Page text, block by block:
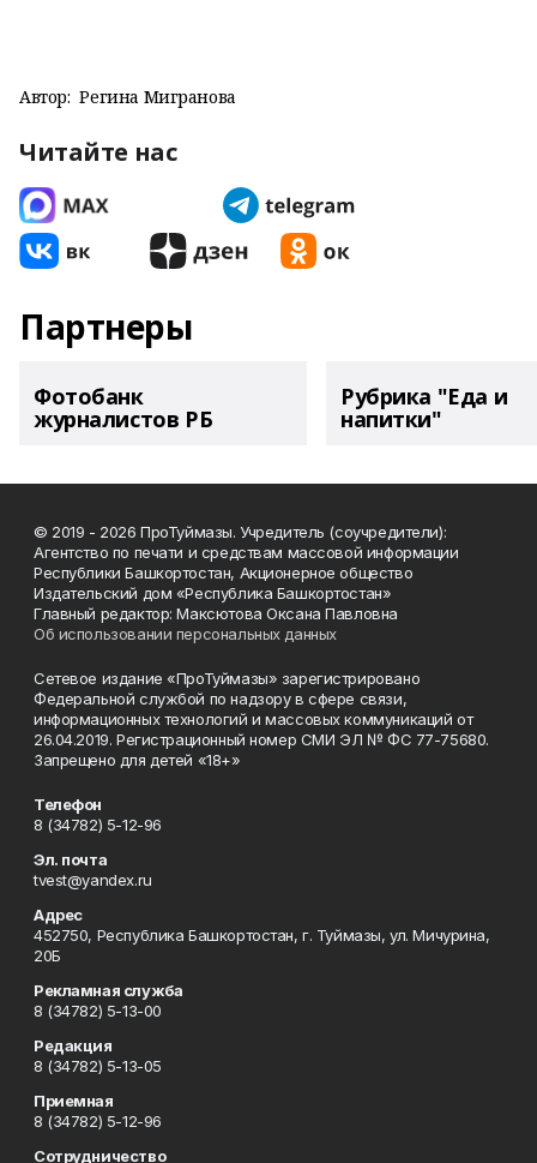
Автор: Регина Мигранова
Читайте нас
Партнеры
Фотобанк
журналистов РБ
Рубрика "Еда и
напитки"
© 2019 - 2026 ПроТуймазы. Учредитель (соучредители):
Агентство по печати и средствам массовой информации
Республики Башкортостан, Акционерное общество
Издательский дом «Республика Башкортостан»
Главный редактор: Максютова Оксана Павловна
Об использовании персональных данных
Сетевое издание «ПроТуймазы» зарегистрировано
Федеральной службой по надзору в сфере связи,
информационных технологий и массовых коммуникаций от
26.04.2019. Регистрационный номер СМИ ЭЛ № ФС 77-75680.
Запрещено для детей «18+»
Телефон
8 (34782) 5-12-96
Эл. почта
tvest@yandex.ru
Адрес
452750, Республика Башкортостан, г. Туймазы, ул. Мичурина,
20Б
Рекламная служба
8 (34782) 5-13-00
Редакция
8 (34782) 5-13-05
Приемная
8 (34782) 5-12-96
Сотрудничество